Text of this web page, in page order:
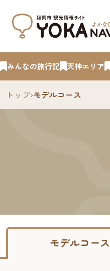
みんなの旅行記 天神エリア
トップ›モデルコース
モデルコース